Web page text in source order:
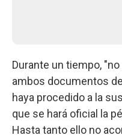
Durante un tiempo,
ambos documentos
haya procedido a la
que se hará oficial la
Hasta tanto ello no